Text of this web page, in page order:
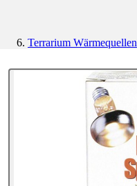
Terrarium Wärmequellen